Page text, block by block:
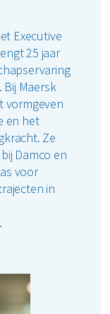
Executive
25 jaar
Bij Maersk
vormgeven
en het
Ze
Damco en
voor
in
bij Damco en
voor
in